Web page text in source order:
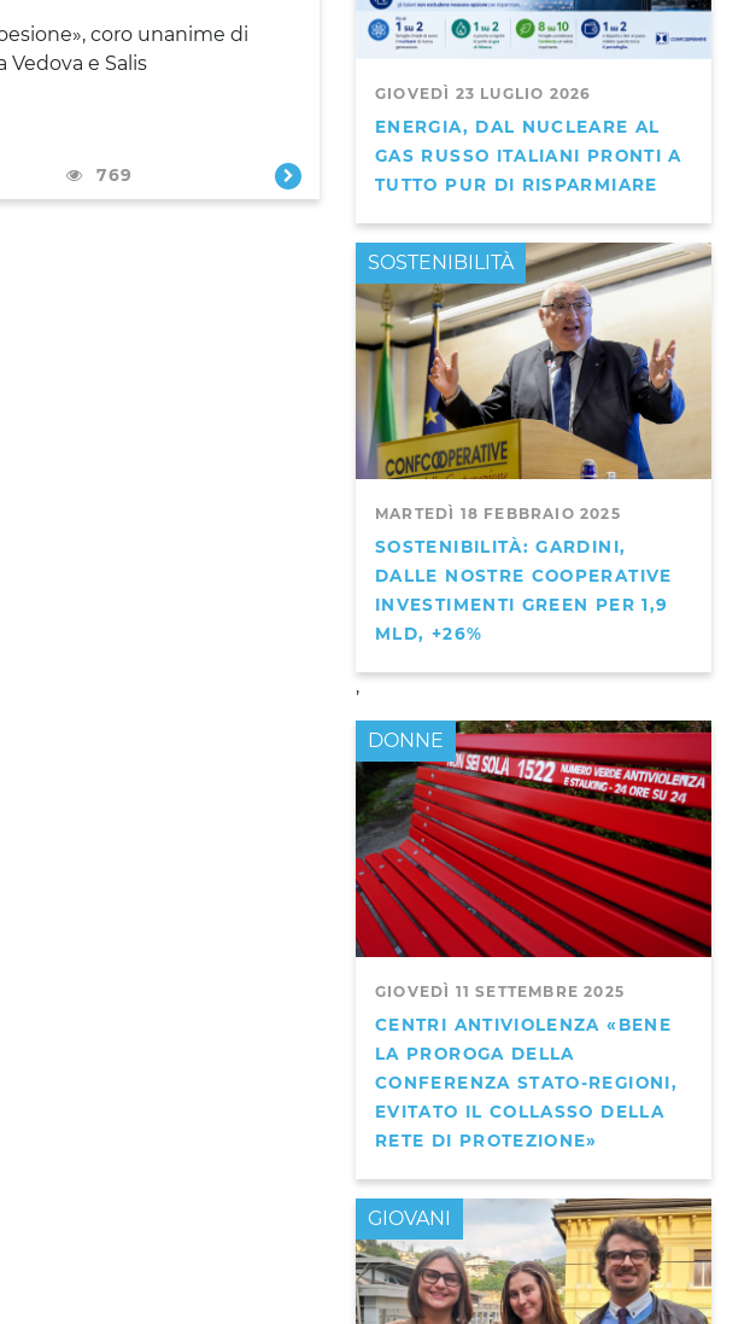
coro unanime di
e Salis
769
GIOVEDÌ 23 LUGLIO 2026
ENERGIA, DAL NUCLEARE AL
GAS RUSSO ITALIANI PRONTI A
TUTTO PUR DI RISPARMIARE
MARTEDÌ 18 FEBBRAIO 2025
SOSTENIBILITÀ: GARDINI,
DALLE NOSTRE COOPERATIVE
INVESTIMENTI GREEN PER 1,9
MLD, +26%
PRIMO PIANO
,
SOSTENIBILITÀ
GIOVEDÌ 11 SETTEMBRE 2025
CENTRI ANTIVIOLENZA «BENE
LA PROROGA DELLA
CONFERENZA STATO-REGIONI,
EVITATO IL COLLASSO DELLA
RETE DI PROTEZIONE»
DONNE
GIOVANI